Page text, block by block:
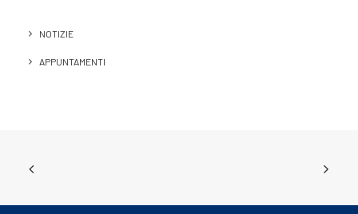
NOTIZIE
APPUNTAMENTI